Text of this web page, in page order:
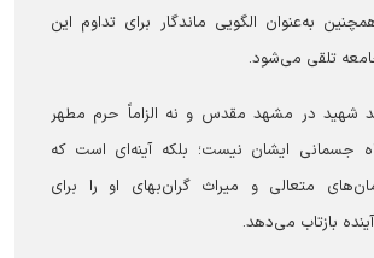
به‌عنوان الگویی ماندگار برای تداوم این
تلقی می‌شود.
شهید در مشهد مقدس و نه الزاماً حرم مطهر
جسمانی ایشان نیست؛ بلکه آینه‌ای است که
متعالی و میراث گران‌بهای او را برای
بازتاب می‌دهد.